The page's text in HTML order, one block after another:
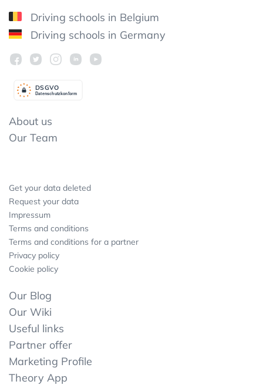
Driving schools in Belgium
Driving schools in Germany
Datenschutzkonform
DSGVO
About us
Our Team
Get your data deleted
Request your data
Impressum
Terms and conditions
Terms and conditions for a partner
Privacy policy
Cookie policy
Our Blog
Our Wiki
Useful links
Partner offer
Marketing Profile
Theory App